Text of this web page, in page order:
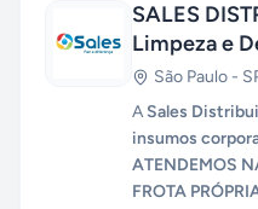
SALES
Limpeza e
São Paulo -
A Sales
insumos
ATENDEMOS
FROTA